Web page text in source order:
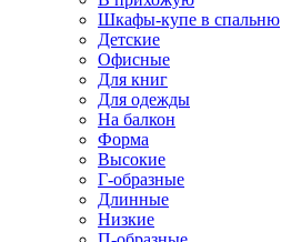
Шкафы-купе в спальню
Детские
Офисные
Для книг
Для одежды
На балкон
Форма
Высокие
Г-образные
Длинные
Низкие